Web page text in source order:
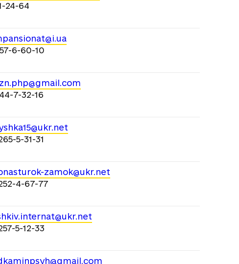
24-64
6-60-10
7-32-16
5-31-31
zamok@ukr.net
4-67-77
5-12-33